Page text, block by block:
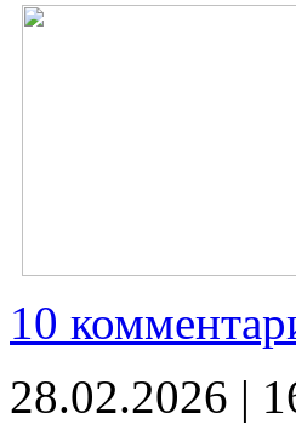
10
28.02.2026 |